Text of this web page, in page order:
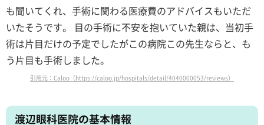
も聞いてくれ、手術に関わる医療費のアドバイスもいただ
いたそうです。 目の手術に不安を抱いていた親は、当初手
術は片目だけの予定でしたがこの病院この先生ならと、も
う片目も手術しました。
引用元：Caloo（https://caloo.jp/hospitals/detail/4040000053/reviews）
渡辺眼科医院の基本情報